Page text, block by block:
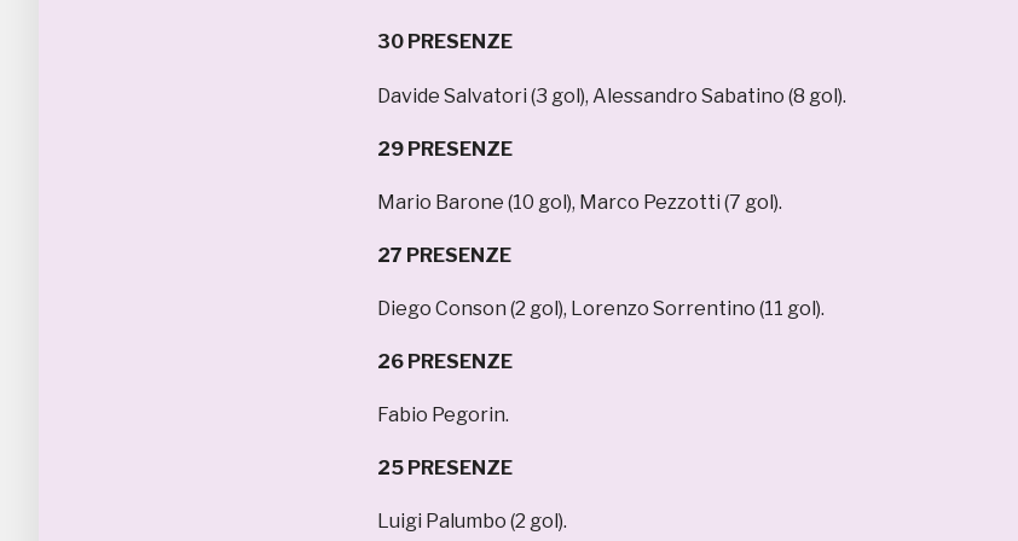
30 PRESENZE
Davide Salvatori (3 gol), Alessandro Sabatino (8 gol).
29 PRESENZE
Mario Barone (10 gol), Marco Pezzotti (7 gol).
27 PRESENZE
Diego Conson (2 gol), Lorenzo Sorrentino (11 gol).
26 PRESENZE
Fabio Pegorin.
25 PRESENZE
Luigi Palumbo (2 gol).